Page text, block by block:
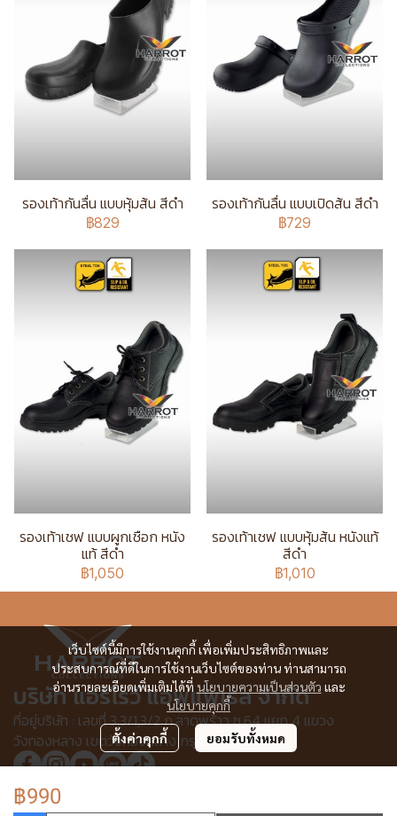
รองเท้ากันลื่น แบบหุ้มส้น สีดำ
฿829
รองเท้ากันลื่น แบบเปิดส้น สีดำ
฿729
รองเท้าเชฟ แบบผูกเชือก หนัง
แท้ สีดำ
฿1,050
รองเท้าเชฟ แบบหุ้มส้น หนังแท้
สีดำ
฿1,010
฿990
เว็บไซต์นี้มีการใช้งานคุกกี้ เพื่อเพิ่มประสิทธิภาพและ
ประสบการณ์ที่ดีในการใช้งานเว็บไซต์ของท่าน ท่านสามารถ
อ่านรายละเอียดเพิ่มเติมได้ที่ นโยบายความเป็นส่วนตัว และ
นโยบายคุกกี้
ตั้งค่าคุกกี้ ยอมรับทั้งหมด
บริษัท แอร์โรว์ แอพแพเรล จำกัด
ที่อยู่บริษัท : เลขที่ 3,3/1,3/2 ก.ลาดพร้าว ซ.64 แยก 4 แขวง
วังทองหลาง เขตวังทองหลาง กรุงเทพฯ 10310